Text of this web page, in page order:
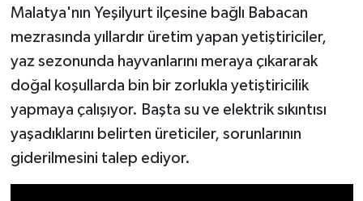
Malatya'nın Yeşilyurt ilçesine bağlı Babacan
mezrasında yıllardır üretim yapan yetiştiriciler,
yaz sezonunda hayvanlarını meraya çıkararak
doğal koşullarda bin bir zorlukla yetiştiricilik
yapmaya çalışıyor. Başta su ve elektrik sıkıntısı
yaşadıklarını belirten üreticiler, sorunlarının
giderilmesini talep ediyor.
İlim & İrfan
Kültür & Sanat
KURDÎ
Sağlık